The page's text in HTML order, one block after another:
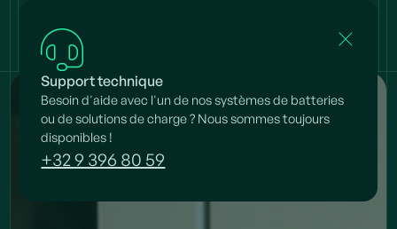
Support technique
Besoin d'aide avec l'un de nos systèmes de batteries
ou de solutions de charge ? Nous sommes toujours
disponibles !
+32 9 396 80 59